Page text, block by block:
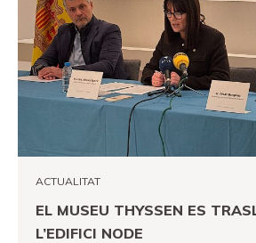
ACTUALITAT
EL MUSEU THYSSEN ES
L’EDIFICI NODE
Entrades
Canal PRO